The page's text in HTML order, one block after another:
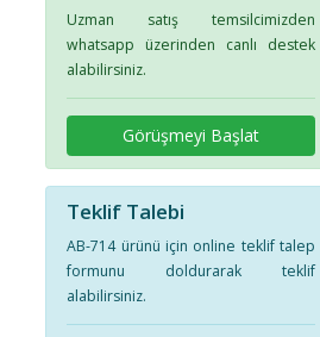
Uzman satış temsilcimizden
whatsapp üzerinden canlı destek
alabilirsiniz.
Görüşmeyi Başlat
Teklif Talebi
AB-714 ürünü için online teklif talep
formunu doldurarak teklif
alabilirsiniz.